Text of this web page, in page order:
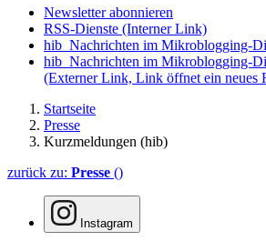
Newsletter abonnieren
RSS-Dienste (Interner Link)
hib_Nachrichten im Mikroblogging-
hib_Nachrichten im Mikroblogging-
(Externer Link, Link öffnet ein neues
Startseite
Presse
Kurzmeldungen (hib)
zurück zu: Presse ()
Instagram